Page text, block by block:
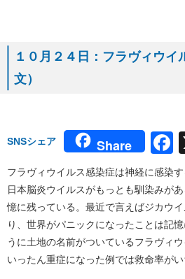
１０月２４日：フラヴィウ
文）
SNSシェア Share
フラヴィウイルス感染症は神経に感染
日本脳炎ウイルスがもっとも馴染みが
憶に残っている。最近で言えばジカウ
り、世界がパニックになったことは記
うに土地の名前がついているフラヴィ
いったん重症になった例では救命率がい